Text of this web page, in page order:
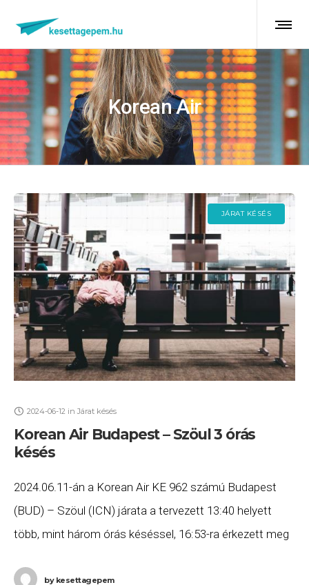
Korean Air
JÁRAT KÉSÉS
2024-06-12 in Járat késés
Korean Air Budapest – Szöul 3 órás
késés
2024.06.11-án a Korean Air KE 962 számú Budapest
(BUD) – Szöul (ICN) járata a tervezett 13:40 helyett
több, mint három órás késéssel, 16:53-ra érkezett meg
bykesettagepem